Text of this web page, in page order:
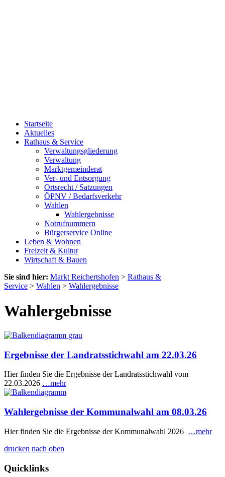
Startseite
Aktuelles
Rathaus & Service
Verwaltungsgliederung
Verwaltung
Marktgemeinderat
Ver- und Entsorgung
Ortsrecht / Satzungen
ÖPNV / Bedarfsverkehr
Wahlen
Wahlergebnisse
Notrufnummern
Bürgerservice Online
Leben & Wohnen
Freizeit & Kultur
Wirtschaft & Bauen
Sie sind hier: Markt Reichertshofen > Rathaus &
Service > Wahlen > Wahlergebnisse
Wahlergebnisse
Ergebnisse der Landratsstichwahl am 22.03.26
Hier finden Sie die Ergebnisse der Landratsstichwahl vom
22.03.2026 …mehr
Wahlergebnisse der Kommunalwahl am 08.03.26
Hier finden Sie die Ergebnisse der Kommunalwahl 2026 …mehr
drucken nach oben
Quicklinks